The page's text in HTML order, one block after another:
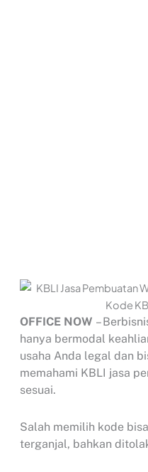
OFFICE NOW –
hanya bermodal
usaha Anda legal dan
memahami KBLI jasa
sesuai.
Salah memilih kode
terganjal, bahkan